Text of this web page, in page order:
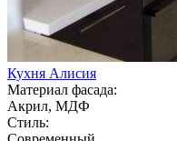
Кухня Алисия
Материал фасада:
Акрил, МДФ
Стиль: